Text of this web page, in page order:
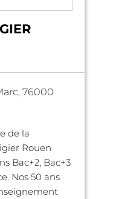
76000
de la
Rouen
Bac+2, Bac+3
Nos 50 ans